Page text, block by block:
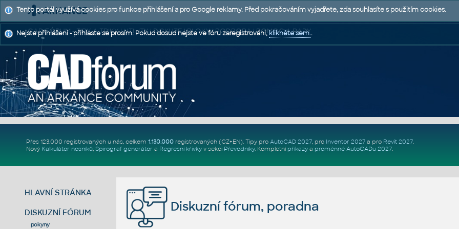
CAD FÓRUM - TIPY A TRIKY | UTILITY | DISKUZE | BLOKY | PODPORA | POMOC A RADY
Přes 123.000 registrovaných u nás, celkem 1.130.000registrovaných (CZ+EN). Tipy pro AutoCAD 2027, pro Inventor 2027a pro Revit 2027.
Nový Kalkulátor nosníků, Spirograf generátor a Regresní křivkyv sekci Převodníky. Kompletní příkazya proměnné AutoCADu 2027.
HLAVNÍ STRÁNKA
DISKUZNÍ FÓRUM
pokyny
Diskuzní fórum, poradna
Tento portál využívá cookies pro funkce přihlášení a pro Google reklamy. Před pokračováním vyjadřete, zda souhlasíte s použitím cookies.
Nejste přihlášeni - přihlaste se prosím. Pokud dosud nejste ve fóru zaregistrováni,klikněte sem..